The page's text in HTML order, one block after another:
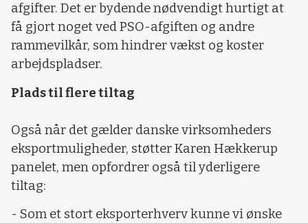
afgifter. Det er bydende nødvendigt hurtigt at
få gjort noget ved PSO-afgiften og andre
rammevilkår, som hindrer vækst og koster
arbejdspladser.
Plads til flere tiltag
Også når det gælder danske virksomheders
eksportmuligheder, støtter Karen Hækkerup
panelet, men opfordrer også til yderligere
tiltag:
- Som et stort eksporterhverv kunne vi ønske